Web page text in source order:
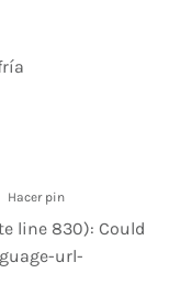
Hacer pin
en
line 830): Could
url-